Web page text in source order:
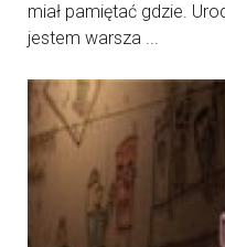
miał pamiętać gdzie.
jestem warsza ...